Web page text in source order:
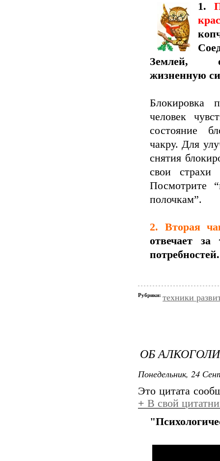
1.
Землей,
жизненную
Блокировка
человек
состояние
чакру. Для
снятия
свои страхи
Посмотрите
полочкам”.
2. Вторая
отвечает за
потребностей.
Рубрики: техники
ОБ
Понедельник, 24
Это цитата
+ В свой